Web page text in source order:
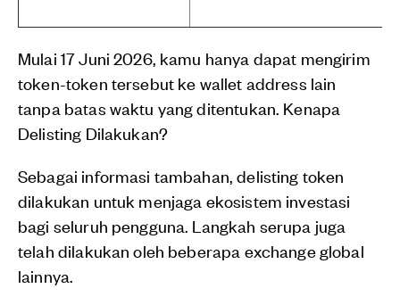
Mulai 17 Juni 2026, kamu hanya dapat mengirim
token-token tersebut ke wallet address lain
tanpa batas waktu yang ditentukan. Kenapa
Delisting Dilakukan?
Sebagai informasi tambahan, delisting token
dilakukan untuk menjaga ekosistem investasi
bagi seluruh pengguna. Langkah serupa juga
telah dilakukan oleh beberapa exchange global
lainnya.